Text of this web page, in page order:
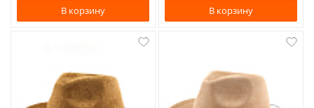
В корзину В корзину